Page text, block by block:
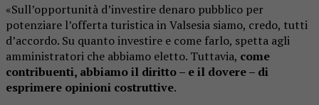
«Sull’opportunità d’investire denaro pubblico per
potenziare l’offerta turistica in Valsesia siamo, credo, tutti
d’accordo. Su quanto investire e come farlo, spetta agli
amministratori che abbiamo eletto. Tuttavia, come
contribuenti, abbiamo il diritto – e il dovere – di
esprimere opinioni costruttive.